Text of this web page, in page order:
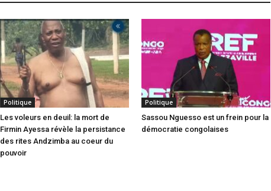
Politique
Les voleurs en deuil: la mort de
Firmin Ayessa révèle la persistance
des rites Andzimba au coeur du
pouvoir
Politique
Sassou Nguesso est un frein pour la
démocratie congolaises